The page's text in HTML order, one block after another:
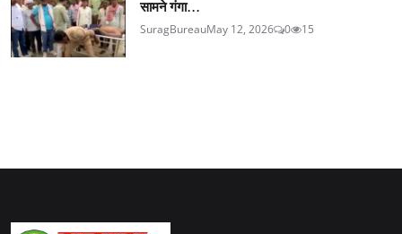
सामने गंगा...
SuragBureauMay 12, 2026 0 15